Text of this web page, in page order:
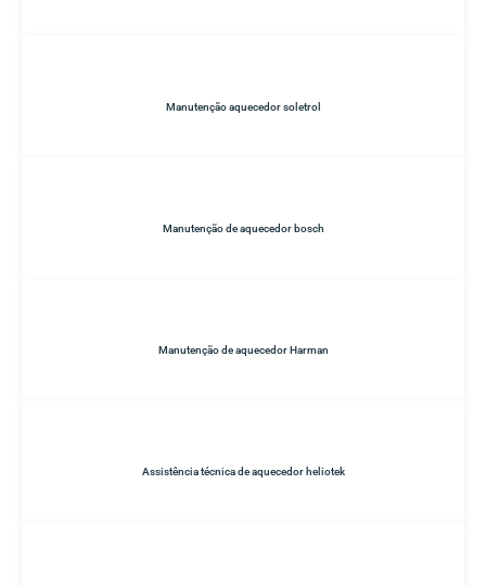
Manutenção aquecedor soletrol
Manutenção de aquecedor bosch
Manutenção de aquecedor Harman
Assistência técnica de aquecedor heliotek